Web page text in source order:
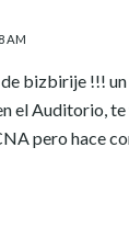
AM
de bizbirije !!!
el Auditorio, te
pero hace